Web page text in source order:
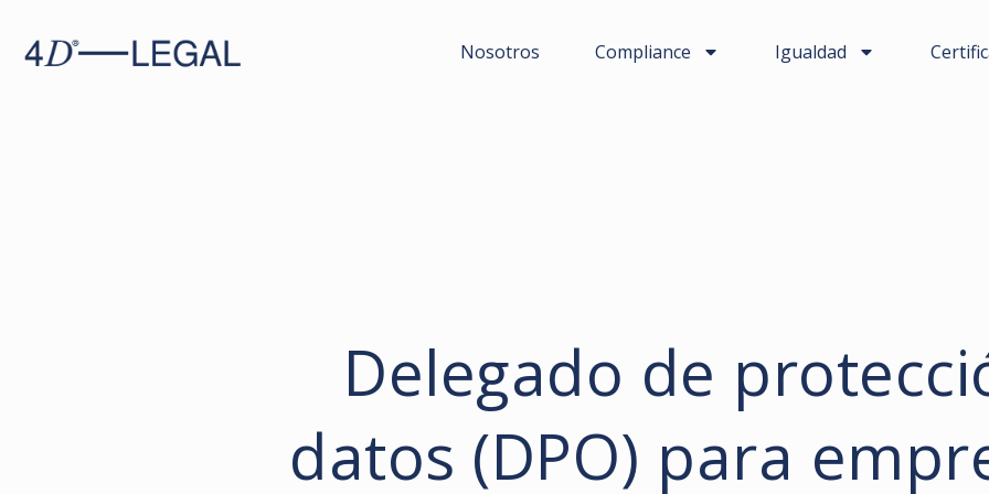
Nosotros Compliance Igualdad
Delegado de
datos (DPO) para